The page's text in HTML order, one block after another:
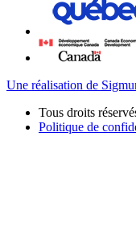
Une réalisation de
Tous droits
Politique de